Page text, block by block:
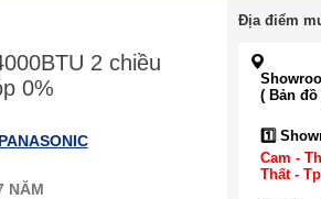
2 chiều
0%
NĂM
Địa điểm
( Bản đồ
1️⃣
Cam -
Thất -